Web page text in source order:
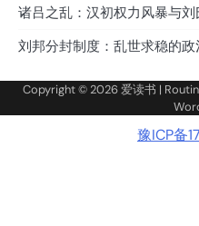
诸吕之乱：汉初权力风暴与
刘邦分封制度：乱世求稳的
Copyright © 2026爱读书 |
豫ICP备